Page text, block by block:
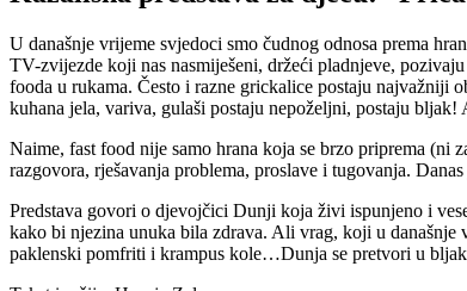
U današnje vrijeme svjedoci smo čudnog odnosa prema
TV-zvijezde koji nas nasmiješeni, držeći pladnjeve,
fooda u rukama. Često i razne grickalice postaju najvažniji
kuhana jela, variva, gulaši postaju nepoželjni, postaju
Naime, fast food nije samo hrana koja se brzo priprema (ni
razgovora, rješavanja problema, proslave i tugovanja.
Predstava govori o djevojčici Dunji koja živi ispunjeno i
kako bi njezina unuka bila zdrava. Ali vrag, koji u današnje
paklenski pomfriti i krampus kole…Dunja se pretvori u